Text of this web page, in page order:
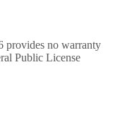
provides no warranty
Public License